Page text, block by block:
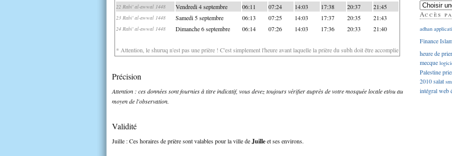
22 Rabi' al-awwal 1448 Vendredi 4 septembre 06:11 07:24 14:03 17:38 20:37 21:45
23 Rabi' al-awwal 1448 Samedi 5 septembre 06:13 07:25 14:03 17:37 20:35 21:43
24 Rabi' al-awwal 1448 Dimanche 6 septembre 06:14 07:26 14:03 17:36 20:33 21:40
* Attention, le shuruq n'est pas une prière ! C'est simplement l'heure avant laquelle la prière du subh doit être accomplie
Précision
Attention : ces données sont fournies à titre indicatif, vous devez toujours vérifier auprès de votre mosquée locale et/ou au
moyen de l'observation.
Validité
Juille : Ces horaires de prière sont valables pour la ville deJuilleet ses environs.
Accès
adhan
Finance
heure de
mecque
Palestine
2010salat
intégralweb